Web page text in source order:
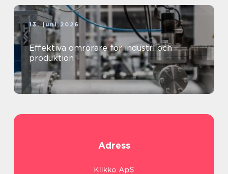
13. juni 2026
Effektiva omrörare för industri och
produktion
Adress